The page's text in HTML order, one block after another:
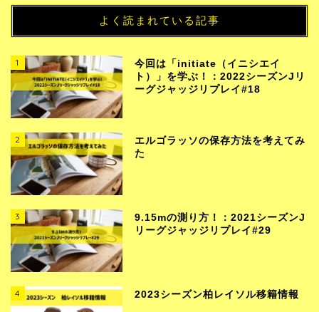
よく読まれている記事
1
今回は「initiate（イニシエイ
ト）」を学ぶ！：2022シーズンJリ
ーグジャッジリプレイ#18
2
エルゴラッソの保存方法を考えてみ
た
3
9.15mの測り方！：2021シーズンJ
リーグジャッジリプレイ#29
4 2023シーズン柏レイソル移籍情報